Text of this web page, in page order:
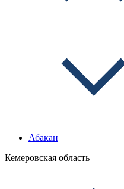
Абакан
Кемеровская область